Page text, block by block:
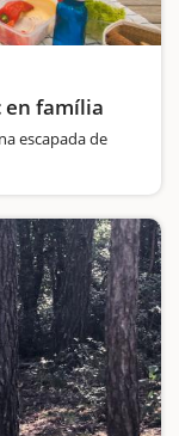
en família
escapada de